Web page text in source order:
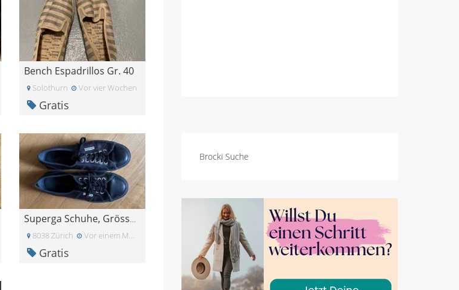
Brocki Suche
Bench Espadrillos Gr. 40
Solothurn Vor vier Wochen
Gratis
Superga Schuhe, Grösse 39
8038 Zürich Vor einem Monat
Gratis